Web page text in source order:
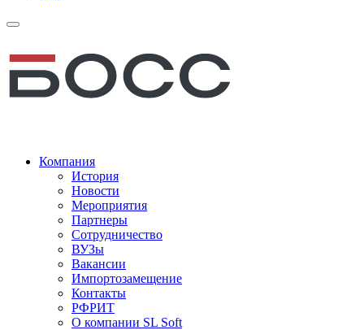
Компания
История
Новости
Мероприятия
Партнеры
Сотрудничество
ВУЗы
Вакансии
Импортозамещение
Контакты
РФРИТ
О компании SL Soft